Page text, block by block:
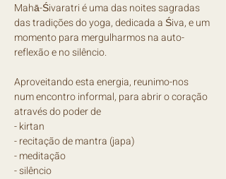
Mahā-Śivaratri é uma das noites sagradas
das tradições do yoga, dedicada a Śiva, e um
momento para mergulharmos na auto-
reflexão e no silêncio.
Aproveitando esta energia, reunimo-nos
num encontro informal, para abrir o coração
através do poder de
- kirtan
- recitação de mantra (japa)
- meditação
- silêncio